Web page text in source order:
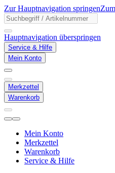
Zur Hauptnavigation springen
Hauptnavigation überspringen
Service & Hilfe
Mein Konto
Merkzettel
Warenkorb
Mein Konto
Merkzettel
Warenkorb
Service & Hilfe